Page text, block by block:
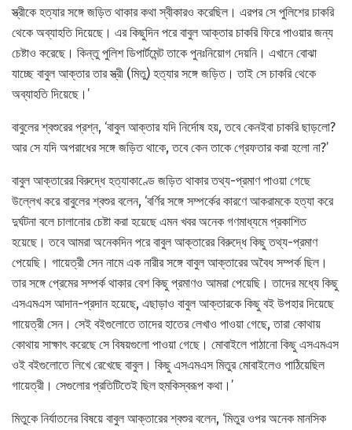
স্ত্রীকে হত্যার সঙ্গে জড়িত থাকার কথা স্বীকারও করেছিল। এরপর সে পুলিশের চাকরি
থেকে অব্যাহতি দিয়েছে। এর কিছুদিন পরে বাবুল আক্তার চাকরি ফিরে পাওয়ার জন্য
চেষ্টাও করেছে। কিন্তু পুলিশ ডিপার্টমেন্ট তাকে পুনঃনিয়োগ দেয়নি। এখানে বোঝা
যাচ্ছে বাবুল আক্তার তার স্ত্রী (মিতু) হত্যার সঙ্গে জড়িত। তাই সে চাকরি থেকে
অব্যাহতি দিয়েছে।’
বাবুলের শ্বশুরের প্রশ্ন, ‘বাবুল আক্তার যদি নির্দোষ হয়, তবে কেনইবা চাকরি ছাড়লো?
আর সে যদি অপরাধের সঙ্গে জড়িত থাকে, তবে কেন তাকে গ্রেফতার করা হলো না?’
বাবুল আক্তারের বিরুদ্ধে হত্যাকাণ্ডে জড়িত থাকার তথ্য-প্রমাণ পাওয়া গেছে
উল্লেখ করে বাবুলের শ্বশুর বলেন, ‘বর্ণির সঙ্গে সম্পর্কের কারণে আকরামকে হত্যা করে
দুর্ঘটনা বলে চালানোর চেষ্টা করা হয়েছে এমন খবর অনেক গণমাধ্যমে প্রকাশিত
হয়েছে। তবে আমরা অনেকদিন পরে বাবুল আক্তারের বিরুদ্ধে কিছু তথ্য-প্রমাণ
পেয়েছি। গায়েত্রী সেন নামে এক নারীর সঙ্গে বাবুল আক্তারের অবৈধ সম্পর্ক ছিল।
তার সঙ্গে প্রেমের সম্পর্ক থাকার বেশ কিছু প্রমাণও আমরা পেয়েছি। তাদের মধ্যে কিছু
এসএমএস আদান-প্রদান হয়েছে, এছাড়াও বাবুল আক্তারকে কিছু বই উপহার দিয়েছে
গায়েত্রী সেন। সেই বইগুলোতে তাদের হাতের লেখাও পাওয়া গেছে, তারা কোথায়
কোথায় সাক্ষাৎ করেছে সে বিষয়গুলো পাওয়া গেছে। মোবাইলে পাঠানো কিছু এসএমএস
ওই বইগুলোতে লিখে রেখেছে বাবুল। কিছু এসএমএস মিতুর মোবাইলেও পাঠিয়েছিল
গায়েত্রী। সেগুলোর প্রতিটিতেই ছিল হুমকিস্বরূপ কথা।’
মিতুকে নির্যাতনের বিষয়ে বাবুল আক্তারের শ্বশুর বলেন, ‘মিতুর ওপর অনেক মানসিক